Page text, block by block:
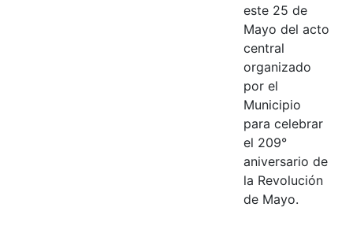
este 25 de
Mayo del acto
central
organizado
por el
Municipio
para celebrar
el 209°
aniversario de
la Revolución
de Mayo.